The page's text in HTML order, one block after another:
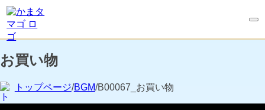
お買い物
トップページ/BGM/B00067_お買い物